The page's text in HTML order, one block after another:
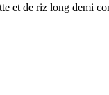
et de riz long demi